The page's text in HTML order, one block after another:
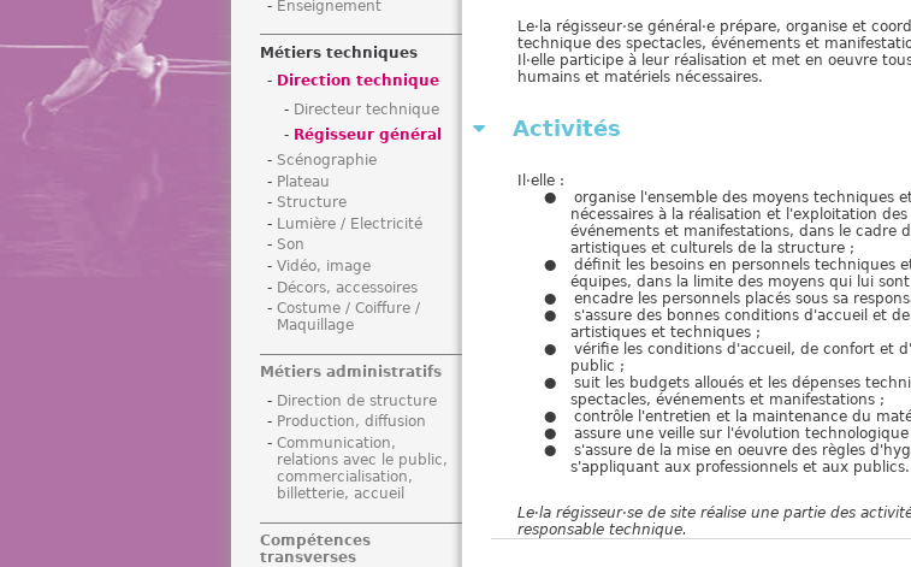
Le·la régisseur·se général·e prépare, organise et
technique des spectacles, événements et
Il·elle participe à leur réalisation et met en oeuvre
humains et matériels nécessaires.
Activités
Il·elle :
organise l'ensemble des moyens techniques
nécessaires à la réalisation et l'exploitation des
événements et manifestations, dans le cadre
artistiques et culturels de la structure ;
définit les besoins en personnels techniques
équipes, dans la limite des moyens qui lui sont
encadre les personnels placés sous sa
s'assure des bonnes conditions d'accueil et
artistiques et techniques ;
vérifie les conditions d'accueil, de confort et
public ;
suit les budgets alloués et les dépenses
spectacles, événements et manifestations ;
contrôle l'entretien et la maintenance du
assure une veille sur l'évolution
s'assure de la mise en oeuvre des règles
s'appliquant aux professionnels et aux publics.
Le·la régisseur·se de site réalise une partie des
responsable technique.
Enseignement
Métiers techniques
Direction technique
Directeur technique
Régisseur général
Scénographie
Plateau
Structure
Lumière / Electricité
Son
Vidéo, image
Décors, accessoires
Costume / Coiffure /
Maquillage
Métiers administratifs
Direction de structure
Production, diffusion
Communication,
relations avec le public,
commercialisation,
billetterie, accueil
Compétences
transverses